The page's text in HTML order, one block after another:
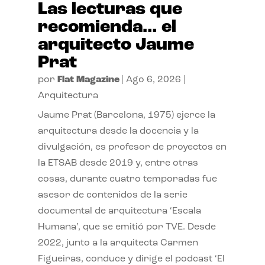
Las lecturas que
recomienda… el
arquitecto Jaume
Prat
por Flat Magazine| Ago 6, 2026
Arquitectura
Jaume Prat (Barcelona, 1975) ejerce la
arquitectura desde la docencia y la
divulgación, es profesor de proyectos en
la ETSAB desde 2019 y, entre otras
cosas, durante cuatro temporadas fue
asesor de contenidos de la serie
documental de arquitectura ‘Escala
Humana’, que se emitió por TVE. Desde
2022, junto a la arquitecta Carmen
Figueiras, conduce y dirige el podcast ‘El